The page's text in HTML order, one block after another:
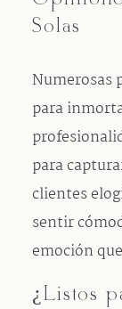
Solas
Numerosas
para
para
clientes
sentir
emoción
¿Listos